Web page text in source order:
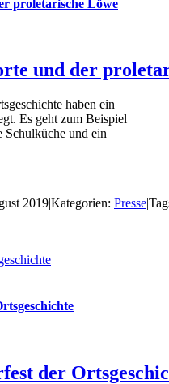
proletarische Löwe
und der
haben ein
Es geht zum Beispiel
Schulküche und ein
2019|Kategorien: Presse|
der